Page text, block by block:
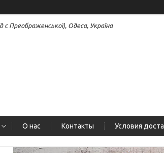
с Преображенської), Одеса, Україна
О нас Контакты Условия